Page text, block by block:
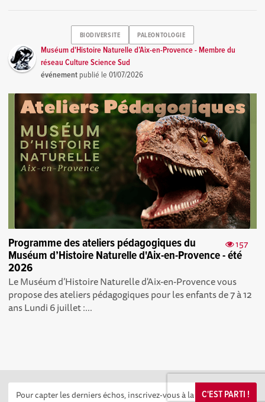
BIODIVERSITE PALEONTOLOGIE
Muséum d'Histoire Naturelle d’Aix-en-Provence - Membre du
réseau Culture Science Sud
événement publié le01/07/2026
157
Programme des ateliers pédagogiques du
Muséum d’Histoire Naturelle d'Aix-en-Provence - été
2026
Le Muséum d’Histoire Naturelle d'Aix-en-Provence vous
propose des ateliers pédagogiques pour les enfants de 7 à 12
ans Lundi 6 juillet :...
C'EST PARTI !